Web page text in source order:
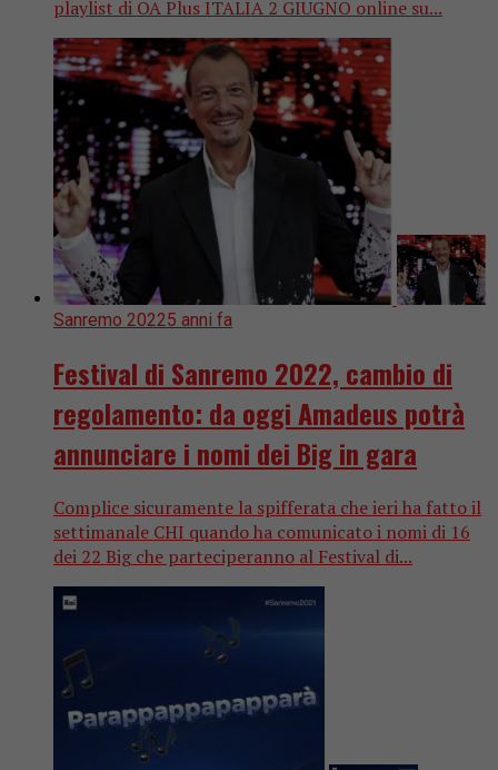
playlist di OA Plus ITALIA 2 GIUGNO online su...
Sanremo 20225 anni fa
Festival di Sanremo 2022, cambio di
regolamento: da oggi Amadeus potrà
annunciare i nomi dei Big in gara
Complice sicuramente la spifferata che ieri ha fatto il
settimanale CHI quando ha comunicato i nomi di 16
dei 22 Big che parteciperanno al Festival di...